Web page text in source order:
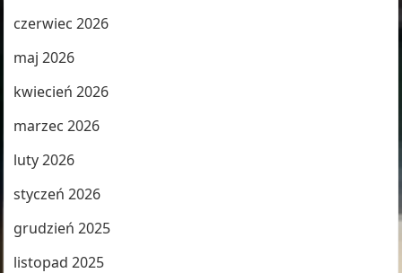
czerwiec 2026
maj 2026
kwiecień 2026
marzec 2026
luty 2026
styczeń 2026
grudzień 2025
listopad 2025